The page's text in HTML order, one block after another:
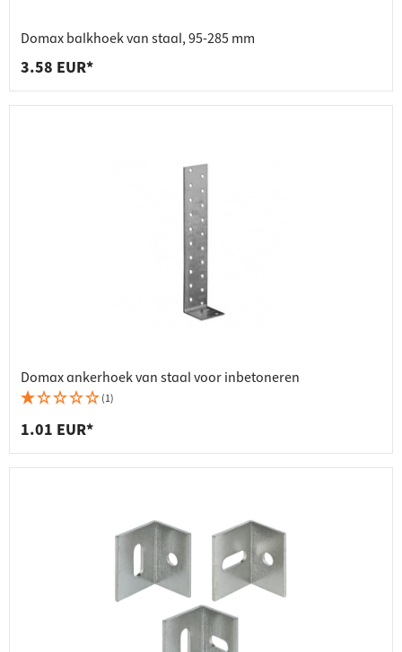
Domax balkhoek van staal, 95-285 mm
3.58 EUR*
Domax ankerhoek van staal voor inbetoneren
(1)
1.01 EUR*